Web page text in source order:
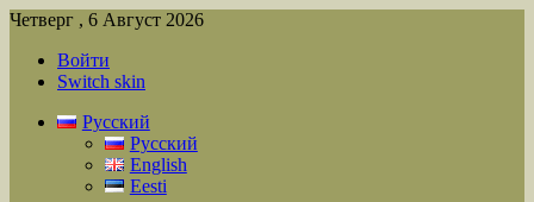
Четверг , 6 Август 2026
Войти
Switch skin
Русский
Русский
English
Eesti